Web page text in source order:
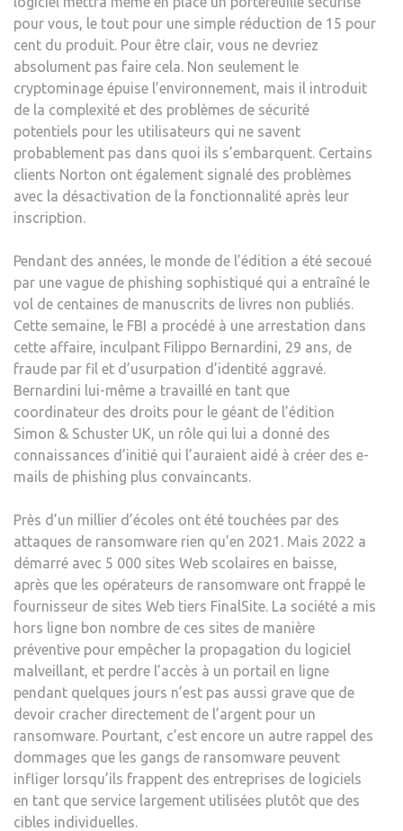
pour vous, le tout pour une simple réduction de 15 pour
cent du produit. Pour être clair, vous ne devriez
absolument pas faire cela. Non seulement le
cryptominage épuise l’environnement, mais il introduit
de la complexité et des problèmes de sécurité
potentiels pour les utilisateurs qui ne savent
probablement pas dans quoi ils s’embarquent. Certains
clients Norton ont également signalé des problèmes
avec la désactivation de la fonctionnalité après leur
inscription.
Pendant des années, le monde de l’édition a été secoué
par une vague de phishing sophistiqué qui a entraîné le
vol de centaines de manuscrits de livres non publiés.
Cette semaine, le FBI a procédé à une arrestation dans
cette affaire, inculpant Filippo Bernardini, 29 ans, de
fraude par fil et d’usurpation d’identité aggravé.
Bernardini lui-même a travaillé en tant que
coordinateur des droits pour le géant de l’édition
Simon & Schuster UK, un rôle qui lui a donné des
connaissances d’initié qui l’auraient aidé à créer des e-
mails de phishing plus convaincants.
Près d’un millier d’écoles ont été touchées par des
attaques de ransomware rien qu’en 2021. Mais 2022 a
démarré avec 5 000 sites Web scolaires en baisse,
après que les opérateurs de ransomware ont frappé le
fournisseur de sites Web tiers FinalSite. La société a mis
hors ligne bon nombre de ces sites de manière
préventive pour empêcher la propagation du logiciel
malveillant, et perdre l’accès à un portail en ligne
pendant quelques jours n’est pas aussi grave que de
devoir cracher directement de l’argent pour un
ransomware. Pourtant, c’est encore un autre rappel des
dommages que les gangs de ransomware peuvent
infliger lorsqu’ils frappent des entreprises de logiciels
en tant que service largement utilisées plutôt que des
cibles individuelles.